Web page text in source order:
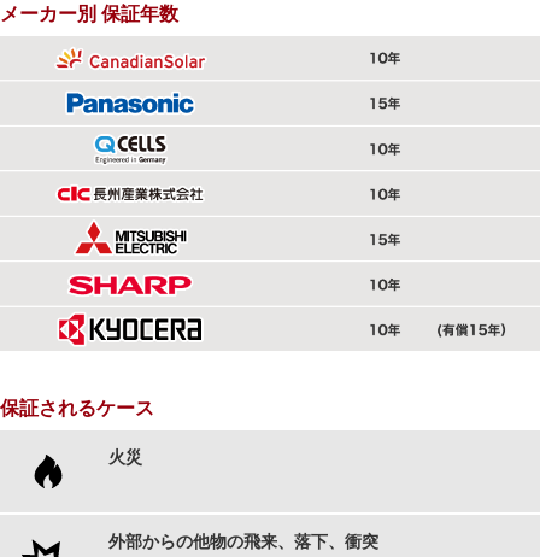
メーカー別 保証年数
保証されるケース
火災
外部からの他物の飛来、落下、衝突